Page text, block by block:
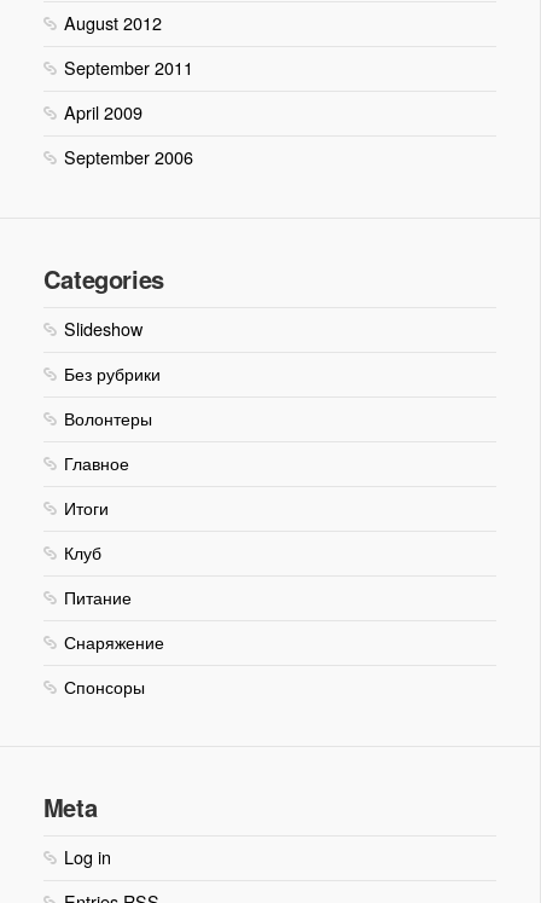
August 2012
September 2011
April 2009
September 2006
Categories
Slideshow
Без рубрики
Волонтеры
Главное
Итоги
Клуб
Питание
Снаряжение
Спонсоры
Meta
Log in